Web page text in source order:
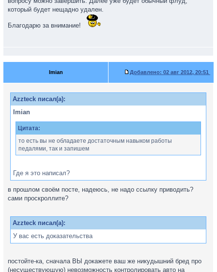
который будет нещадно удален.
Благодарю за внимание!
Imian Добавлено: 02 авг 2012, 20:51
Azzteck писал(а):
Imian
Цитата:
то есть вы не обладаете достаточным навыком работы
педалями, так и запишем
Где я это написал?
в прошлом своём посте, надеюсь, не надо ссылку приводить?
сами проскроллите?
Azzteck писал(а):
У вас есть доказательства
постойте-ка, сначала ВЫ докажете ваш же никудышний бред про
(несуществующую) невозможность контролировать авто на